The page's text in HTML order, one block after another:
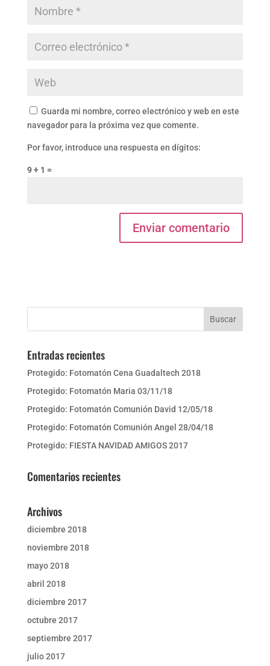
Guarda mi nombre, correo electrónico y web en este
navegador para la próxima vez que comente.
Por favor, introduce una respuesta en dígitos:
9 + 1 =
Entradas recientes
Protegido: Fotomatón Cena Guadaltech 2018
Protegido: Fotomatón Maria 03/11/18
Protegido: Fotomatón Comunión David 12/05/18
Protegido: Fotomatón Comunión Angel 28/04/18
Protegido: FIESTA NAVIDAD AMIGOS 2017
Comentarios recientes
Archivos
diciembre 2018
noviembre 2018
mayo 2018
abril 2018
diciembre 2017
octubre 2017
septiembre 2017
julio 2017